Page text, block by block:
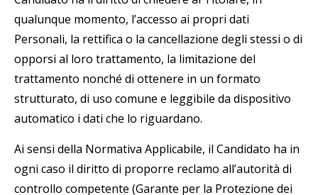
qualunque momento, l’accesso ai propri dati
Personali, la rettifica o la cancellazione degli stessi o di
opporsi al loro trattamento, la limitazione del
trattamento nonché di ottenere in un formato
strutturato, di uso comune e leggibile da dispositivo
automatico i dati che lo riguardano.
Ai sensi della Normativa Applicabile, il Candidato ha in
ogni caso il diritto di proporre reclamo all’autorità di
controllo competente (Garante per la Protezione dei